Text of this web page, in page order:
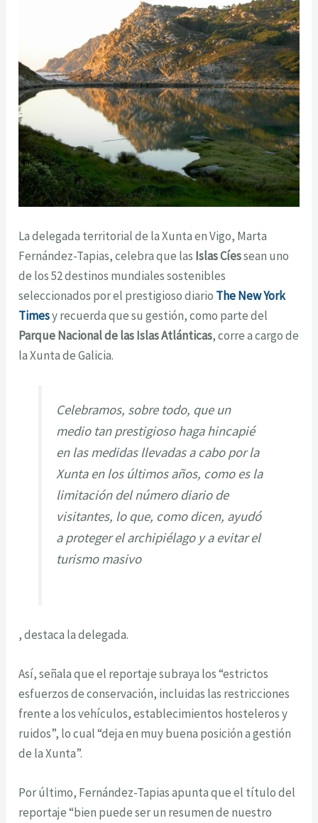
La delegada territorial de la Xunta en Vigo, Marta
Fernández-Tapias, celebra que las Islas Cíessean uno
de los 52 destinos mundiales sostenibles
seleccionados por el prestigioso diario The New York
Timesy recuerda que su gestión, como parte del
Parque Nacional de las Islas Atlánticas, corre a cargo de
la Xunta de Galicia.
Celebramos, sobre todo, que un
medio tan prestigioso haga hincapié
en las medidas llevadas a cabo por la
Xunta en los últimos años, como es la
limitación del número diario de
visitantes, lo que, como dicen, ayudó
a proteger el archipiélago y a evitar el
turismo masivo
, destaca la delegada.
Así, señala que el reportaje subraya los “estrictos
esfuerzos de conservación, incluidas las restricciones
frente a los vehículos, establecimientos hosteleros y
ruidos”, lo cual “deja en muy buena posición a gestión
de la Xunta”.
Por último, Fernández-Tapias apunta que el título del
reportaje “bien puede ser un resumen de nuestro